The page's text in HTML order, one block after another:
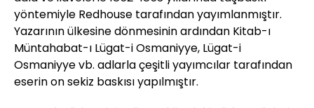
yöntemiyle Redhouse tarafından yayımlanmıştır.
Yazarının ülkesine dönmesinin ardından Kitab-ı
Müntahabat-ı Lügat-i Osmaniyye, Lügat-i
Osmaniyye vb. adlarla çeşitli yayımcılar tarafından
eserin on sekiz baskısı yapılmıştır.